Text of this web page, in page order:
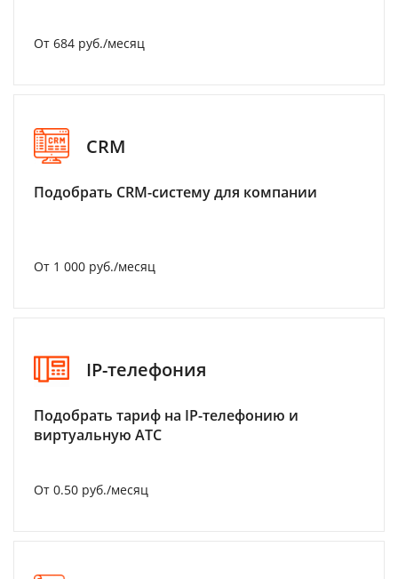
От 684 руб./месяц
CRM
Подобрать CRM-систему для компании
От 1 000 руб./месяц
IP-телефония
Подобрать тариф на IP-телефонию и
виртуальную АТС
От 0.50 руб./месяц